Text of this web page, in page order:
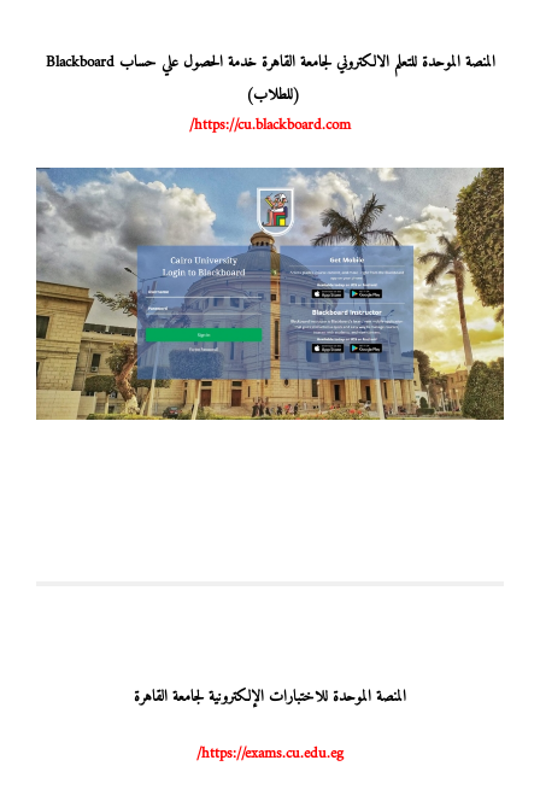
المنصة الموحدة للتعلم الالكتروني لجامعة القاهرة خدمة الحصول علي حساب Blackboard
(للطلاب)
https://cu.blackboard.com/
المنصة الموحدة للاختبارات الإلكترونية لجامعة القاهرة
https://exams.cu.edu.eg/